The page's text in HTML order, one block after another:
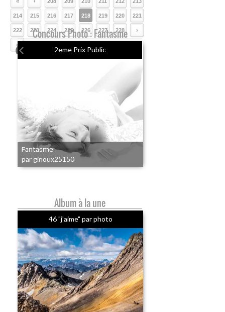
214 215 216 217 218 219 220 221
222 223 224 225 226 227 228 ›
»
Concours Photo : Fantasme
2eme Prix Public
Fantasme
par ginoux25150
Album à la une
46 "j'aime" par photo